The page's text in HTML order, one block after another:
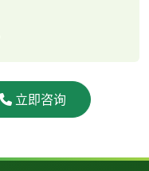
立即咨询